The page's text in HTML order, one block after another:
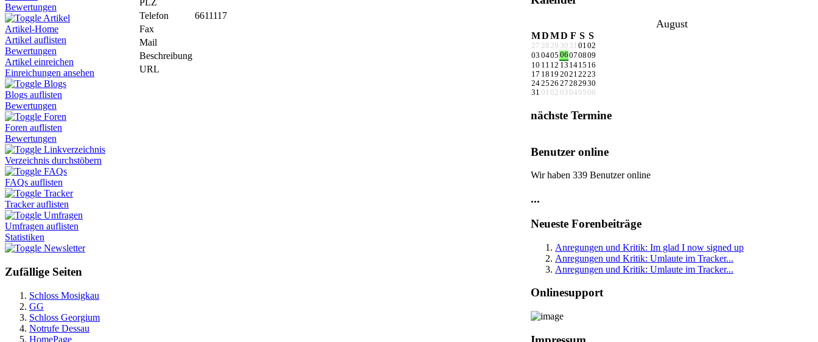
Bewertungen
Artikel
Artikel-Home
Artikel auflisten
Bewertungen
Artikel einreichen
Einreichungen ansehen
Blogs
Blogs auflisten
Bewertungen
Foren
Foren auflisten
Bewertungen
Linkverzeichnis
Verzeichnis durchstöbern
FAQs
FAQs auflisten
Tracker
Tracker auflisten
Umfragen
Umfragen auflisten
Statistiken
Newsletter
Zufällige Seiten
Schloss Mosigkau
GG
Schloss Georgium
Notrufe Dessau
HomePage
PLZ
Telefon
6611117
Fax
Mail
Beschreibung
URL
August
MDMD F S S
27 28 29 30 31 0102
03 0405 06070809
10 11 12 13 1415 16
17 18 19 20212223
242526 27282930
31 01 02 03 04 05 06
nächste Termine
Benutzer online
Wir haben 339 Benutzer online
...
Neueste Forenbeiträge
Anregungen und Kritik: Im glad I now signed up
Anregungen und Kritik: Umlaute im Tracker...
Anregungen und Kritik: Umlaute im Tracker...
Onlinesupport